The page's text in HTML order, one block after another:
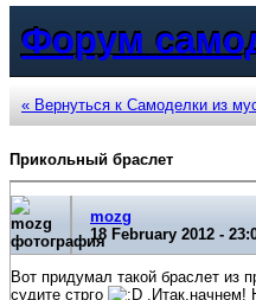
Форум
« Вернуться к Самоделки из
Прикольный браслет
mozg
18 February 2012 -
Вот придумал такой браслет из
судите стрго
.Итак,начнем!